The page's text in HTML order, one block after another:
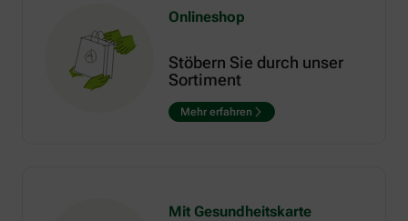
Onlineshop
Stöbern Sie durch unser
Sortiment
Mehr erfahren
Mit Gesundheitskarte